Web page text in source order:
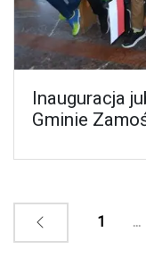
Inauguracja
Gminie
1 ...